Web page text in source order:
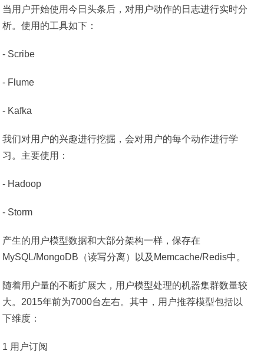
当用户开始使用今日头条后，对用户动作的日志进行实时分
析。使用的工具如下：
- Scribe
- Flume
- Kafka
我们对用户的兴趣进行挖掘，会对用户的每个动作进行学
习。主要使用：
- Hadoop
- Storm
产生的用户模型数据和大部分架构一样，保存在
MySQL/MongoDB（读写分离）以及Memcache/Redis中。
随着用户量的不断扩展大，用户模型处理的机器集群数量较
大。2015年前为7000台左右。其中，用户推荐模型包括以
下维度：
1 用户订阅